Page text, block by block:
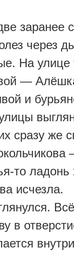
заранее
через
На
—
и
сразу же
то ладонь
исчезла.
в